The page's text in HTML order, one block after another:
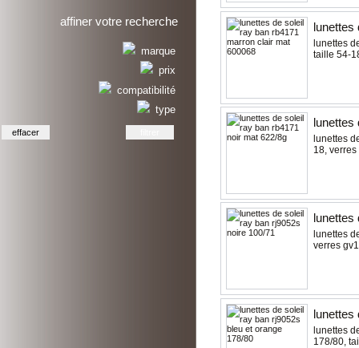
affiner votre recherche
marque
prix
compatibilité
type
lunettes
taille 54-
lunettes
18,
lunettes
verres
lunettes
lunettes
178/80 ,